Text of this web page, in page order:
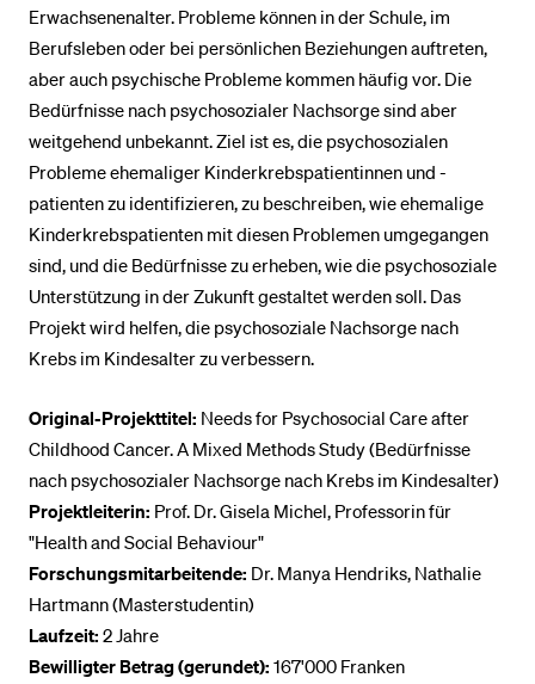
Erwachsenenalter. Probleme können in der Schule, im
Berufsleben oder bei persönlichen Beziehungen auftreten,
aber auch psychische Probleme kommen häufig vor. Die
Bedürfnisse nach psychosozialer Nachsorge sind aber
weitgehend unbekannt. Ziel ist es, die psychosozialen
Probleme ehemaliger Kinderkrebspatientinnen und -
patienten zu identifizieren, zu beschreiben, wie ehemalige
Kinderkrebspatienten mit diesen Problemen umgegangen
sind, und die Bedürfnisse zu erheben, wie die psychosoziale
Unterstützung in der Zukunft gestaltet werden soll. Das
Projekt wird helfen, die psychosoziale Nachsorge nach
Krebs im Kindesalter zu verbessern.
Original-Projekttitel: Needs for Psychosocial Care after
Childhood Cancer. A Mixed Methods Study (Bedürfnisse
nach psychosozialer Nachsorge nach Krebs im Kindesalter)
Projektleiterin: Prof. Dr. Gisela Michel, Professorin für
"Health and Social Behaviour"
Forschungsmitarbeitende: Dr. Manya Hendriks, Nathalie
Hartmann (Masterstudentin)
Laufzeit: 2 Jahre
Bewilligter Betrag (gerundet): 167'000 Franken